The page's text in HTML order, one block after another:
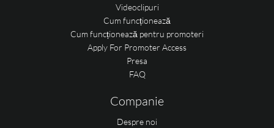
Videoclipuri
Cum funcționează
Cum funcționează pentru promoteri
Apply For Promoter Access
Presa
FAQ
Companie
Despre noi